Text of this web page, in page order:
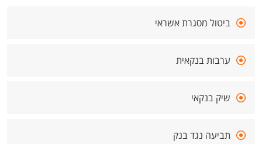
ביטול מסגרת אשראי
ערבות בנקאית
שיק בנקאי
תביעה נגד בנק